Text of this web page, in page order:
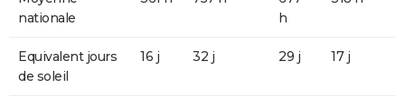
nationale
h
Equivalent jours
de soleil
16 j 32 j 29 j 17 j